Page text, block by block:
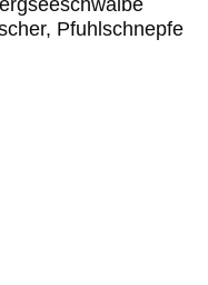
Pfuhlschnepfe